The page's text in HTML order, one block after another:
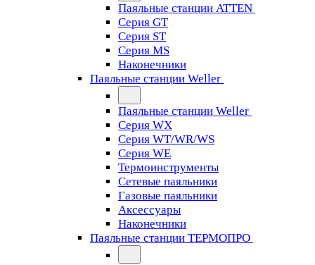
Паяльные станции ATTEN
Серия GT
Серия ST
Серия MS
Наконечники
Паяльные станции Weller
Паяльные станции Weller
Серия WX
Серия WT/WR/WS
Серия WE
Термоинструменты
Сетевые паяльники
Газовые паяльники
Аксессуары
Наконечники
Паяльные станции ТЕРМОПРО